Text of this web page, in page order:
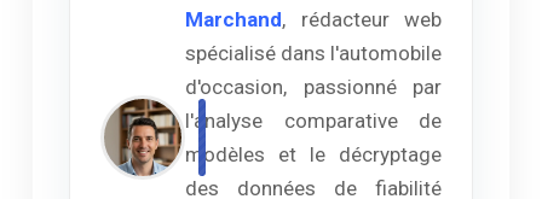
Marchand, rédacteur web
spécialisé dans l'automobile
d'occasion, passionné par
l'analyse comparative de
modèles et le décryptage
des données de fiabilité